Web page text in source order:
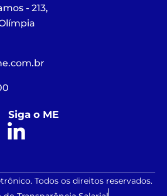
- 213,
Siga o ME
Todos os direitos reservados.